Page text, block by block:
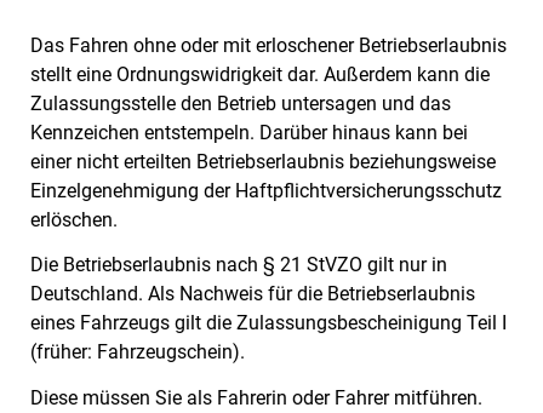
Das Fahren ohne oder mit erloschener Betriebserlaubnis
stellt eine Ordnungswidrigkeit dar. Außerdem kann die
Zulassungsstelle den Betrieb untersagen und das
Kennzeichen entstempeln. Darüber hinaus kann bei
einer nicht erteilten Betriebserlaubnis beziehungsweise
Einzelgenehmigung der Haftpflichtversicherungsschutz
erlöschen.
Die Betriebserlaubnis nach § 21 StVZO gilt nur in
Deutschland. Als Nachweis für die Betriebserlaubnis
eines Fahrzeugs gilt die Zulassungsbescheinigung Teil I
(früher: Fahrzeugschein).
Diese müssen Sie als Fahrerin oder Fahrer mitführen.